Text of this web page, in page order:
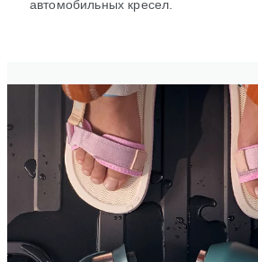
автомобильных кресел.